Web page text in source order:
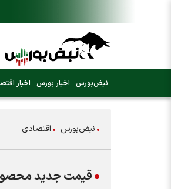
نبض‌بورس اخبار بورس اخبار
نبض‌بورس اقتصادی
قیمت جدید